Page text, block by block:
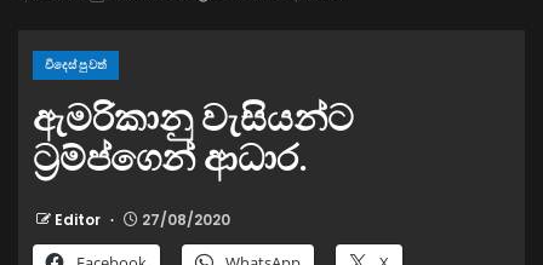
විදෙස් පුවත්
ඇමරිකානු වැසියන්ට
ට්‍රම්ප්ගෙන් ආධාර.
Editor 27/08/2020